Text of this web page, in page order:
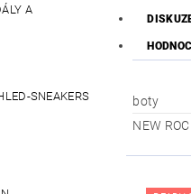
A
SNEAKERS
boty
NEW